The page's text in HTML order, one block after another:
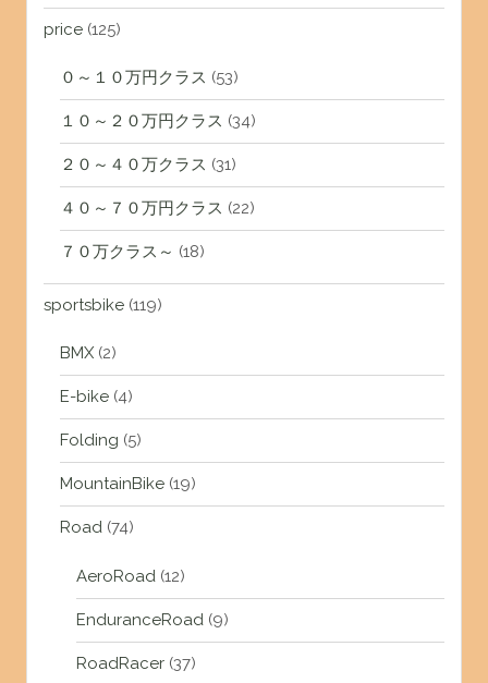
price(125)
０～１０万円クラス (53)
１０～２０万円クラス (34)
２０～４０万クラス (31)
４０～７０万円クラス (22)
７０万クラス～ (18)
sportsbike(119)
BMX(2)
E-bike(4)
Folding (5)
MountainBike(19)
Road(74)
AeroRoad (12)
EnduranceRoad (9)
RoadRacer(37)